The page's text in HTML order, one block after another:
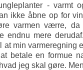
- varmt
ikke åbne op for
varmen værre, da
endnu mere
at min varmeregning
betale en formue
jeg skal gøre.